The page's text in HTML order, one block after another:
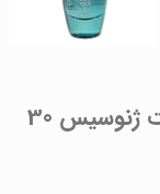
سرم کنترل چربی و مشکلات پوست ژنوسیس 30